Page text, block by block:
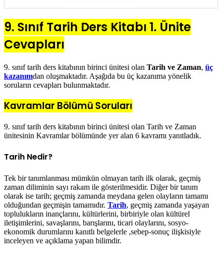
9. Sınıf Tarih Ders Kitabı 1. Ünite
Cevapları
9. sınıf tarih ders kitabının birinci ünitesi olan Tarih ve Zaman, üç
kazanımdan oluşmaktadır. Aşağıda bu üç kazanıma yönelik
soruların cevapları bulunmaktadır.
Kavramlar Bölümü Soruları
9. sınıf tarih ders kitabının birinci ünitesi olan Tarih ve Zaman
ünitesinin Kavramlar bölümünde yer alan 6 kavramı yanıtladık.
Tarih Nedir?
Tek bir tanımlanması mümkün olmayan tarih ilk olarak, geçmiş
zaman diliminin sayı rakam ile gösterilmesidir. Diğer bir tanım
olarak ise tarih; geçmiş zamanda meydana gelen olayların tamamı
olduğundan geçmişin tamamıdır. Tarih, geçmiş zamanda yaşayan
toplulukların inançlarını, kültürlerini, birbiriyle olan kültürel
iletişimlerini, savaşlarını, barışlarını, ticari olaylarını, sosyo-
ekonomik durumlarını kanıtlı belgelerle ,sebep-sonuç ilişkisiyle
inceleyen ve açıklama yapan bilimdir.